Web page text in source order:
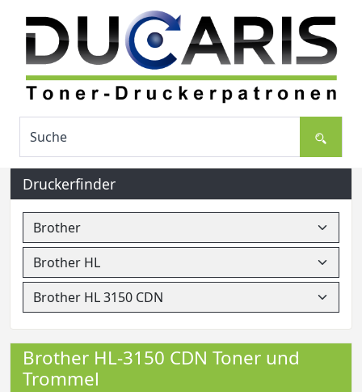
Druckerfinder
Brother HL-3150 CDN Toner und
Trommel